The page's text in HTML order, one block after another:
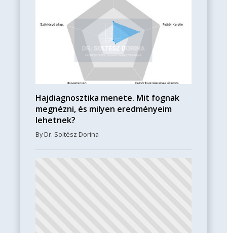
Hajdiagnosztika menete. Mit fognak
megnézni, és milyen eredményeim
lehetnek?
By Dr. Soltész Dorina